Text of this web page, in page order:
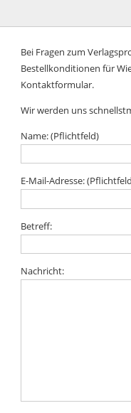
Bei Fragen zum
Bestellkonditionen für
Kontaktformular.
Wir werden uns
Name: (Pflichtfeld)
E-Mail-Adresse:
Betreff:
Nachricht: